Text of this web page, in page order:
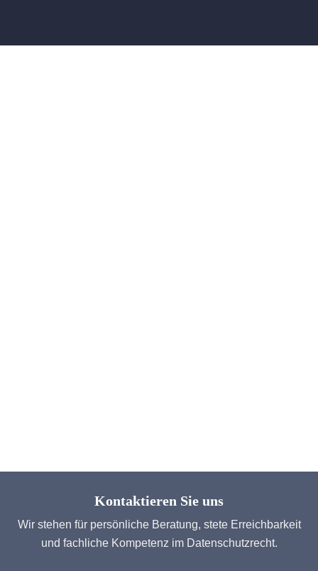
Kontaktieren Sie uns
Wir stehen für persönliche Beratung, stete Erreichbarkeit
und fachliche Kompetenz im Datenschutzrecht.